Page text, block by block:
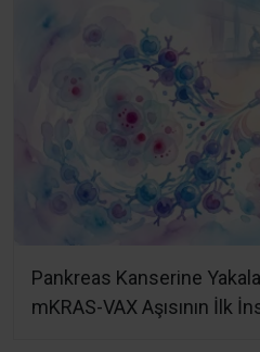
Pankreas Kanserine
mKRAS-VAX Aşısının İlk